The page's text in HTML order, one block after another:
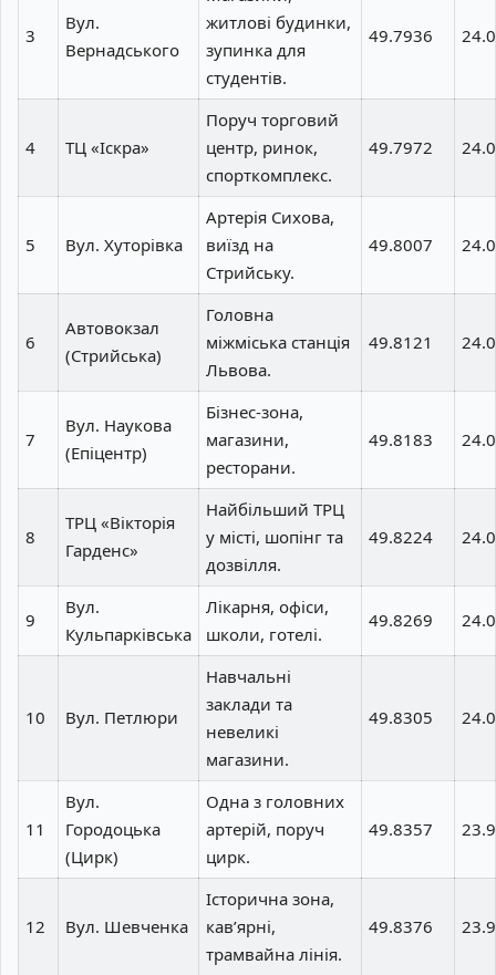
3
Вул.
Вернадського
житлові будинки,
зупинка для
студентів.
49.7936
4 ТЦ «Іскра»
Поруч торговий
центр, ринок,
спорткомплекс.
49.7972
5 Вул. Хуторівка
Артерія Сихова,
виїзд на
Стрийську.
49.8007
6
Автовокзал
(Стрийська)
Головна
міжміська станція
Львова.
49.8121
7
Вул. Наукова
(Епіцентр)
Бізнес-зона,
магазини,
ресторани.
49.8183
8
ТРЦ «Вікторія
Гарденс»
Найбільший ТРЦ
у місті, шопінг та
дозвілля.
49.8224
9
Вул.
Кульпарківська
Лікарня, офіси,
школи, готелі.
49.8269
10 Вул. Петлюри
Навчальні
заклади та
невеликі
магазини.
49.8305
11
Вул.
Городоцька
(Цирк)
Одна з головних
артерій, поруч
цирк.
49.8357
12 Вул. Шевченка
Історична зона,
кав’ярні,
трамвайна лінія.
49.8376